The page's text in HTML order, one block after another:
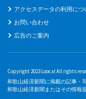
アクセスデータの利用につ
お問い合わせ
広告のご案内
Copyright 2023 Loocal All rights
和歌山経済新聞に掲載の記事・
和歌山経済新聞またはその情報